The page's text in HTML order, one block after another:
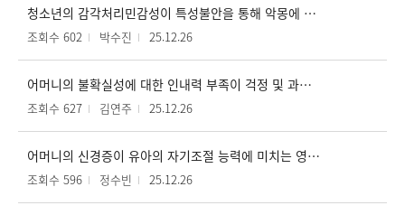
청소년의 감각처리민감성이 특성불안을 통해 악몽에 미치는 영향 : 어머니 양육행동의 조절효과
조회수 602 박수진 25.12.26
어머니의 불확실성에 대한 인내력 부족이 걱정 및 과보호 양육행동을 통해 유아의 불안에 미치는 영향
조회수 627 김연주 25.12.26
어머니의 신경증이 유아의 자기조절 능력에 미치는 영향 : 어머니의 양육불안과 자율성 지지의 매개효과
조회수 596 정수빈 25.12.26